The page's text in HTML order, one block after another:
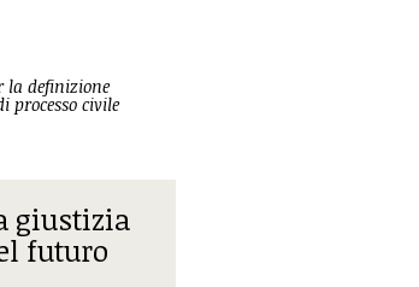
la definizione
processo civile
giustizia
futuro